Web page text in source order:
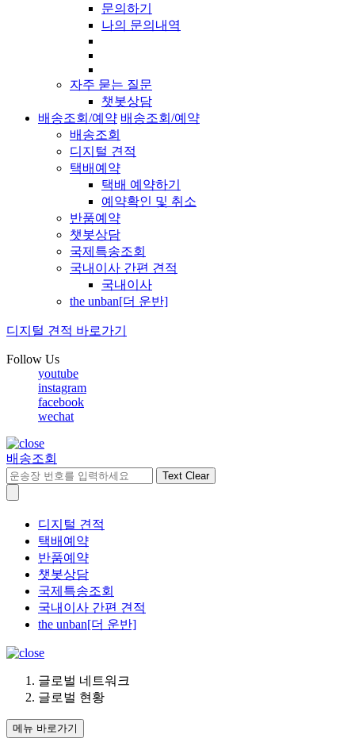
문의하기
나의 문의내역
자주 묻는 질문
챗봇상담
배송조회/예약 배송조회/예약
배송조회
디지털 견적
택배예약
택배 예약하기
예약확인 및 취소
반품예약
챗봇상담
국제특송조회
국내이사 간편 견적
국내이사
the unban[더 운반]
디지털 견적 바로가기
Follow Us
youtube
instagram
facebook
wechat
배송조회
Text Clear
디지털 견적
택배예약
반품예약
챗봇상담
국제특송조회
국내이사 간편 견적
the unban[더 운반]
글로벌 네트워크
글로벌 현황
메뉴 바로가기